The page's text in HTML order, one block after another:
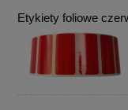
Etykiety foliowe